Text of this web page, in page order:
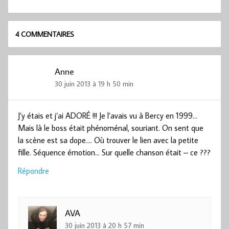
4 COMMENTAIRES
Anne
30 juin 2013 à 19 h 50 min
J’y étais et j’ai ADORÉ !!! Je l’avais vu à Bercy en 1999…
Mais là le boss était phénoménal, souriant. On sent que
la scène est sa dope…. Où trouver le lien avec la petite
fille. Séquence émotion… Sur quelle chanson était – ce ???
Répondre
AVA
30 juin 2013 à 20 h 57 min